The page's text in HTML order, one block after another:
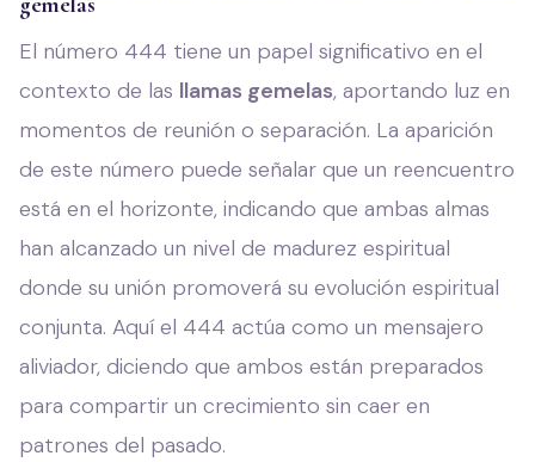
El número 444 tiene un papel significativo en el
contexto de las llamas gemelas, aportando luz en
momentos de reunión o separación. La aparición
de este número puede señalar que un reencuentro
está en el horizonte, indicando que ambas almas
han alcanzado un nivel de madurez espiritual
donde su unión promoverá su evolución espiritual
conjunta. Aquí el 444 actúa como un mensajero
aliviador, diciendo que ambos están preparados
para compartir un crecimiento sin caer en
patrones del pasado.